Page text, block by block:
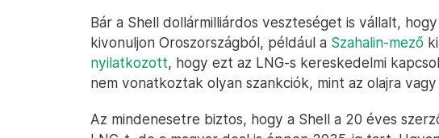
Bár a Shell dollármilliárdos veszteséget is vállalt,
kivonuljon Oroszországból, például a Szahalin-mező
nyilatkozott, hogy ezt az LNG-s kereskedelmi
nem vonatkoztak olyan szankciók, mint az olajra
Az mindenesetre biztos, hogy a Shell a 20 éves